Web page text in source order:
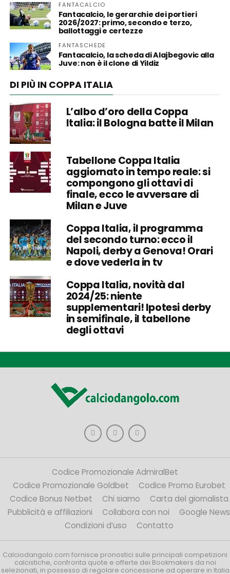
FANTACALCIO
Fantacalcio, le gerarchie dei portieri
2026/2027: primo, secondo e terzo,
ballottaggi e certezze
FANTASCHEDE
Fantacalcio, la scheda di Alajbegovic alla
Juve: non è il clone di Yildiz
DI PIÙ IN COPPA ITALIA
L’albo d’oro della Coppa
Italia: il Bologna batte il Milan
Tabellone Coppa Italia
aggiornato in tempo reale: si
compongono gli ottavi di
finale, ecco le avversare di
Milan e Juve
Coppa Italia, il programma
del secondo turno: ecco il
Napoli, derby a Genova! Orari
e dove vederla in tv
Coppa Italia, novità dal
2024/25: niente
supplementari! Ipotesi derby
in semifinale, il tabellone
degli ottavi
Codice Promozionale AdmiralBet
Codice Promozionale Goldbet
Codice Promo Eurobet
Codice Bonus Netbet
Chi siamo
Carta del giornalista
Pubblicità e affiliazioni
Collabora con noi
Google News
Condizioni d’uso
Contatto
Calciodangolo.com fornisce pronostici sulle principali competizioni
calcistiche, confronta quote e offerte dei Bookmakers da noi
selezionati, in possesso di regolare concessione ad operare in Italia